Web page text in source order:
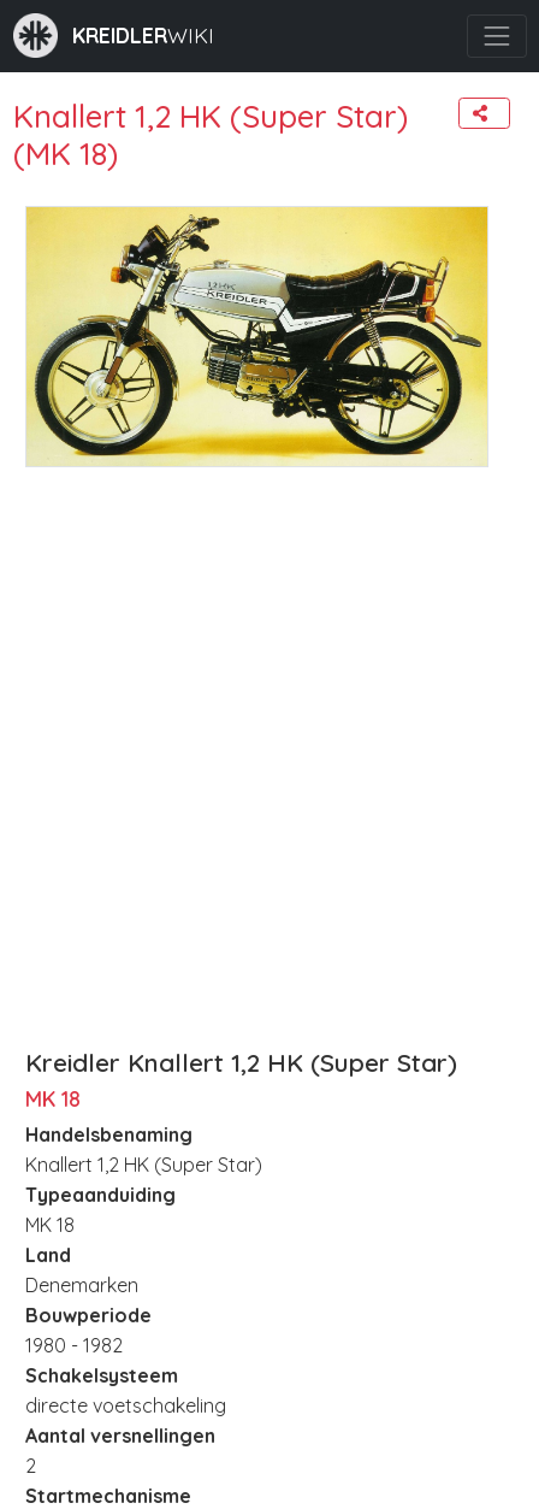
KREIDLERWIKI
Knallert 1,2 HK (Super Star)
(MK 18)
Kreidler Knallert 1,2 HK (Super Star)
MK 18
Handelsbenaming
Knallert 1,2 HK (Super Star)
Typeaanduiding
MK 18
Land
Denemarken
Bouwperiode
1980 - 1982
Schakelsysteem
directe voetschakeling
Aantal versnellingen
2
Startmechanisme